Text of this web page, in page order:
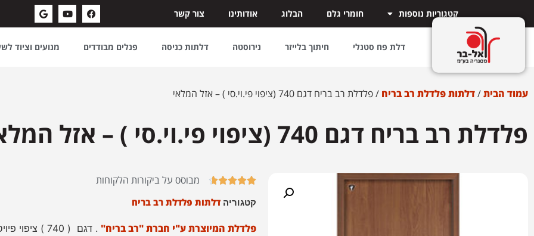
קטגוריות נוספות חומרי גלם הבלוג אודותינו צור קשר
דלת פח סטנלי חיתוך בלייזר נירוסטה דלתות כניסה פנלים מבודדים מנועים וציוד
עמוד הבית/דלתות פלדלת רב בריח / פלדלת רב בריח דגם 740 (ציפוי פי.וי.סי ) – אזל המלאי
פלדלת רב בריח דגם 740 (ציפוי פי.וי.סי ) – אזל המלאי




 מבוסס על ביקורות הלקוחות
קטגוריה דלתות פלדלת רב בריח
פלדלת המיוצרת ע"י חברת "רב בריח" . דגם ( 740 )